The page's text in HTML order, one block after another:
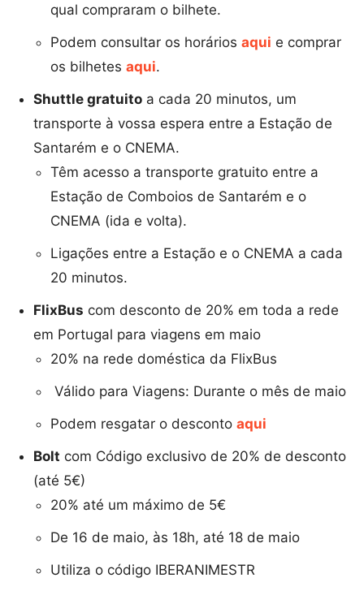
qual compraram o bilhete.
Podem consultar os horários aqui e comprar
os bilhetes aqui.
Shuttle gratuito a cada 20 minutos, um
transporte à vossa espera entre a Estação de
Santarém e o CNEMA.
Têm acesso a transporte gratuito entre a
Estação de Comboios de Santarém e o
CNEMA (ida e volta).
Ligações entre a Estação e o CNEMA a cada
20 minutos.
FlixBus com desconto de 20% em toda a rede
em Portugal para viagens em maio
20% na rede doméstica da FlixBus
Válido para Viagens: Durante o mês de maio
Podem resgatar o desconto aqui
Bolt com Código exclusivo de 20% de desconto
(até 5€)
20% até um máximo de 5€
De 16 de maio, às 18h, até 18 de maio
Utiliza o código IBERANIMESTR